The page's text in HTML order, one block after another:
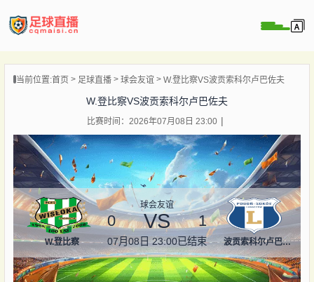
播
闻
当前位置:首页 足球直播 球会友谊 W.登比察VS波贡索科尔卢巴佐夫
W.登比察VS波贡索科尔卢巴佐夫
比赛时间：2026年07月08日 23:00
W.登比察
球会友谊
0 VS 1
07月08日 23:00已结束 波贡索科尔卢巴佐夫